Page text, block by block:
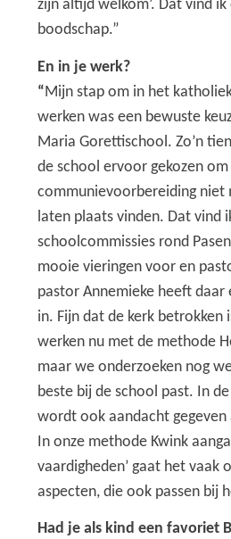
zijn altijd welkom’. Dat vind
boodschap.”
En in je werk?
“Mijn stap om in het
werken was een bewuste
Maria Gorettischool. Zo’n
de school ervoor gekozen om
communievoorbereiding niet
laten plaats vinden. Dat vind
schoolcommissies rond
mooie vieringen voor en
pastor Annemieke heeft daar
in. Fijn dat de kerk betrokken
werken nu met de methode
maar we onderzoeken nog
beste bij de school past. In
wordt ook aandacht gegeven
In onze methode Kwink
vaardigheden’ gaat het vaak
aspecten, die ook passen bij
Had je als kind een favoriet